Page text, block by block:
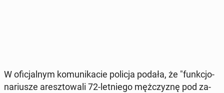
W ofi­cjal­nym ko­mu­ni­ka­cie policja podała, że "funk­cjo­
na­riu­sze aresz­to­wa­li 72-let­nie­go męż­czy­znę pod za­